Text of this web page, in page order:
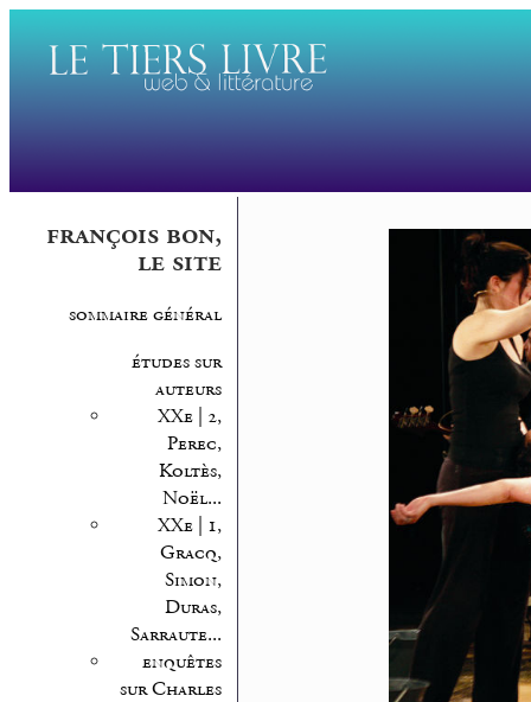
françois bon,
le site
sommaire général
études sur
auteurs
XXe | 2,
Perec,
Koltès,
Noël...
XXe | 1,
Gracq,
Simon,
Duras,
Sarraute...
enquêtes
sur Charles